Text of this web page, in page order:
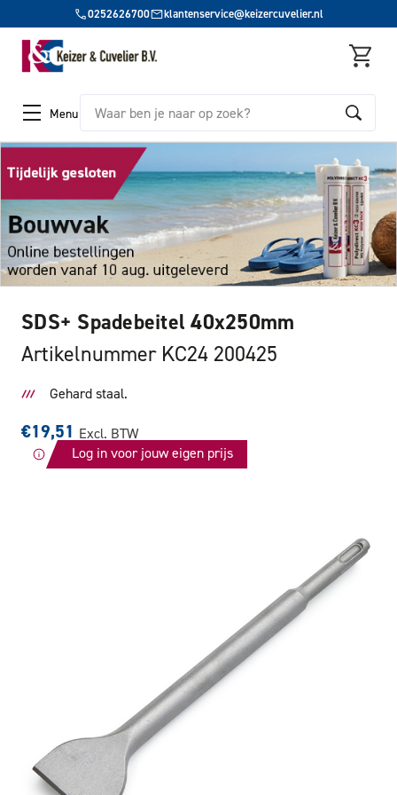
0252626700 klantenservice@keizercuvelier.nl
Menu Zoeken
SDS+ Spadebeitel 40x250mm
Artikelnummer KC24 200425
Gehard staal.
€19,51 Excl. BTW
Log in voor jouw eigen prijs